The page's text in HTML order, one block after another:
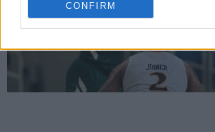
CONFIRM